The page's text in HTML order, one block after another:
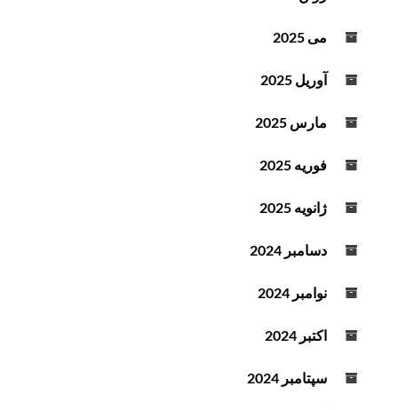
می 2025
آوریل 2025
مارس 2025
فوریه 2025
ژانویه 2025
دسامبر 2024
نوامبر 2024
اکتبر 2024
سپتامبر 2024